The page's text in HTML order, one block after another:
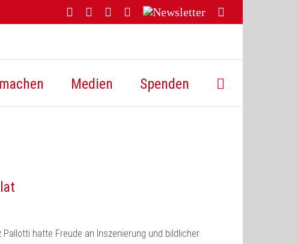
FacebookYouTubeInstagram
Threads
Newsletter
Mail
Medien Spenden
hatte Freude an Inszenierung und bildlicher